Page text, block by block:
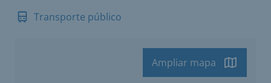
Transporte público
Ampliar mapa